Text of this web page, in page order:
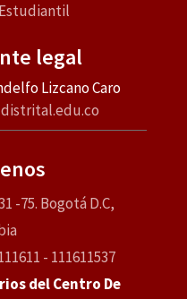
legal
Lizcano Caro
-75. Bogotá D.C,
- 111611537
del Centro De